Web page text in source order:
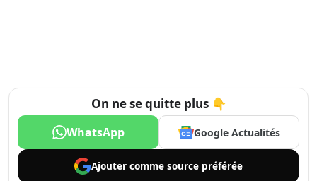
On ne se quitte plus 👇
WhatsApp Google Actualités
Ajouter comme source préférée